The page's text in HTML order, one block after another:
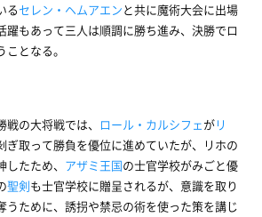
るセレン・ヘムアエンと共に魔術大会に出場
躍もあって三人は順調に勝ち進み、決勝でロ
となる。
戦の大将戦では、 ロール・カルシフェがリ
ぎ取って勝負を優位に進めていたが、リホの
たため、 アザミ王国の士官学校がみごと優
聖剣も士官学校に贈呈されるが、意識を取り
うために、誘拐や禁忌の術を使った策を講じ